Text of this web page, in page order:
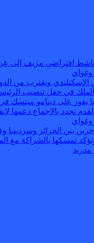
افتراضي مزيف إلى
الإسكتلندي ويقترب من
في حفل تنصيب الرئيس
يفوز على دينامو مينسك
تجدد بالإجماع دعمها
الجزائر وسردينيا وفرنسا